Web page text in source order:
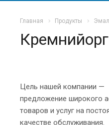
Главная Продукты
Цель нашей компании —
предложение широкого
товаров и услуг на
качестве обслуживания.